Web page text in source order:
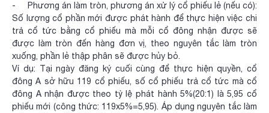
- Phương án làm tròn, phương án xử lý cổ phiếu lẻ (nếu có):
Số lượng cổ phần mới được phát hành để thực hiện việc chi
trả cổ tức bằng cổ phiếu mà mỗi cổ đông nhận được sẽ
được làm tròn đến hàng đơn vị, theo nguyên tắc làm tròn
xuống, phần lẻ thập phân sẽ được hủy bỏ.
Ví dụ: Tại ngày đăng ký cuối cùng để thực hiện quyền, cổ
đông A sở hữu 119 cổ phiếu, số cổ phiếu trả cổ tức mà cổ
đông A nhận được theo tỷ lệ phát hành 5%(20:1) là 5,95 cổ
phiếu mới (công thức: 119x5%=5,95). Áp dụng nguyên tắc làm